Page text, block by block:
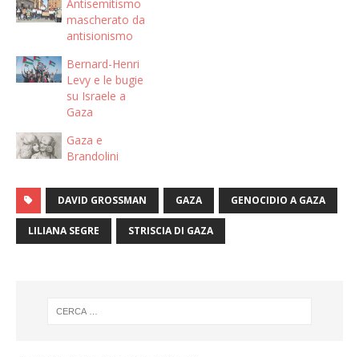
Antisemitismo
mascherato da
antisionismo
Bernard-Henri
Levy e le bugie
su Israele a
Gaza
Gaza e
Brandolini
DAVID GROSSMAN GAZA GENOCIDIO A GAZA
LILIANA SEGRE STRISCIA DI GAZA